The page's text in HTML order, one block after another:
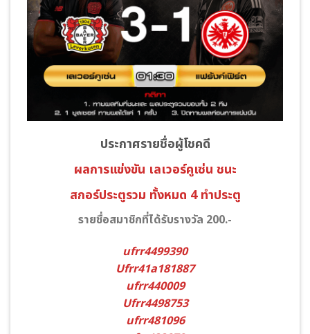
ประกาศรายชื่อผู้โชคดี
ผลการแข่งขัน เลเวอร์คูเซ่น ชนะ
สกอร์ประตูรวม ทั้งหมด 4 ทำประตู
รายชื่อสมาชิกที่ได้รับรางวัล 200.-
ufrr4499390
Ufrr41a181887
ufrr440009
Ufrr4498753
ufrr481096